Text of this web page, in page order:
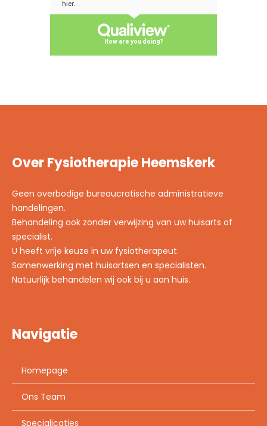
Over Fysiotherapie Heemskerk
Geen overbodige bureaucratische administratieve
handelingen.
Behandeling ook zonder verwijzing van uw huisarts of
specialist.
U heeft vrije keuze in uw fysiotherapeut.
Samenwerking met huisartsen en specialisten.
Natuurlijk behandelen wij ook bij u aan huis.
Navigatie
Homepage
Ons Team
Specialicaties